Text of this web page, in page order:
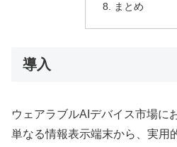
まとめ
導入
ウェアラブルAIデバイス市場に
単なる情報表示端末から、実用